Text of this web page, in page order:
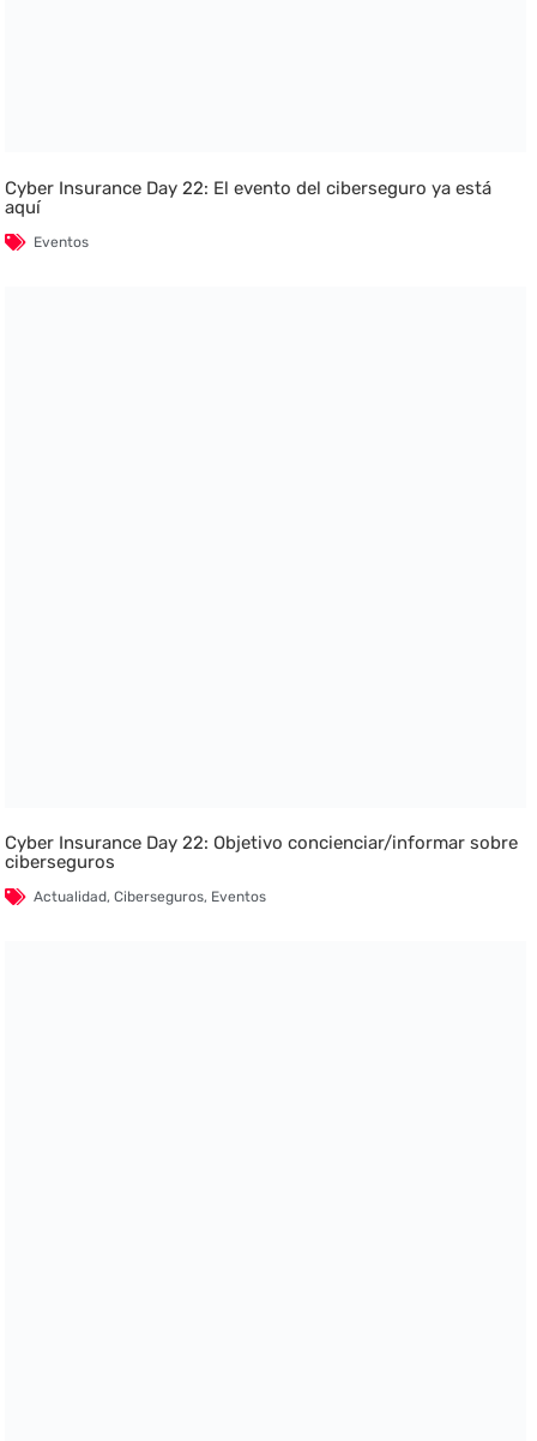
Cyber Insurance Day 22: El evento del ciberseguro ya está
aquí
Eventos
Cyber Insurance Day 22: Objetivo concienciar/informar sobre
ciberseguros
Actualidad,Ciberseguros, Eventos